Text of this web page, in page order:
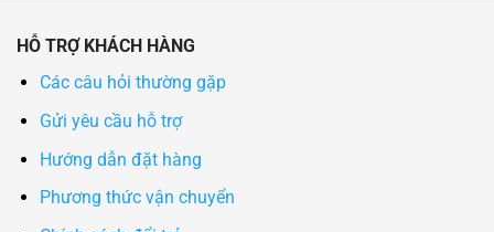
HỖ TRỢ KHÁCH HÀNG
Các câu hỏi thường gặp
Gửi yêu cầu hỗ trợ
Hướng dẫn đặt hàng
Phương thức vận chuyển